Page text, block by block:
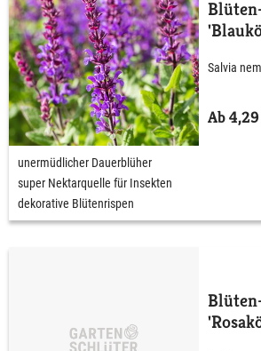
Salvia
Ab
unermüdlicher Dauerblüher
super Nektarquelle für Insekten
dekorative Blütenrispen